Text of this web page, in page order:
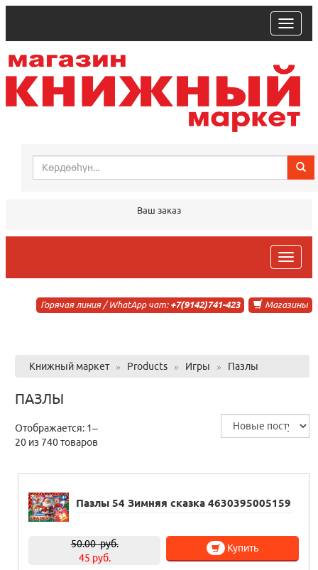
trk
Ваш заказ
trk
Магазины
Горячая линия / WhatApp чат: +7(9142)741-423
Книжный маркет » Products » Игры » Пазлы
ПАЗЛЫ
Отображается: 1–
20 из 740 товаров
Пазлы 54 Зимняя сказка 4630395005159
50.00руб.
45 руб.
Купить